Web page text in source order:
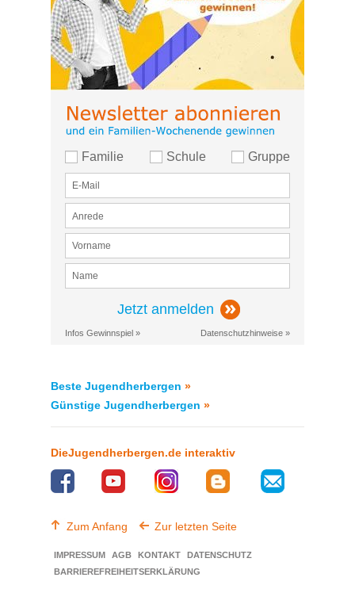
Familie Schule Gruppe
Jetzt anmelden
Infos Gewinnspiel » Datenschutzhinweise »
Beste Jugendherbergen »
Günstige Jugendherbergen »
DieJugendherbergen.de interaktiv
Zum Anfang Zur letzten Seite
IMPRESSUM AGB KONTAKT
DATENSCHUTZ
BARRIEREFREIHEITSERKLÄRUNG